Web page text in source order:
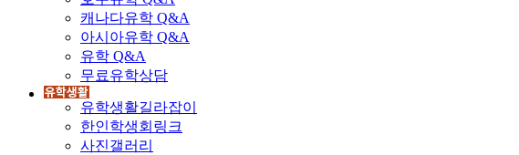
캐나다유학 Q&A
아시아유학 Q&A
유학 Q&A
무료유학상담
유학생활길라잡이
한인학생회링크
사진갤러리